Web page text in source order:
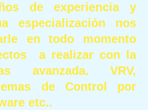
de experiencia y
especialización nos
en todo momento
a realizar con la
avanzada. VRV,
de Control por
etc..